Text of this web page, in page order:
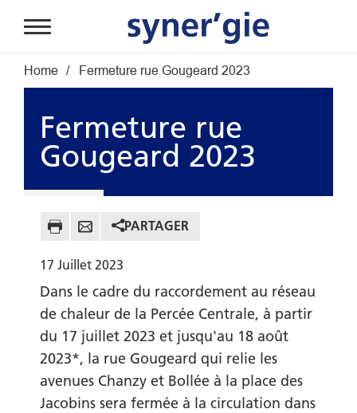
Fil d'Ariane
Home Fermeture rue Gougeard 2023
Fermeture rue
Gougeard 2023
PARTAGER
17 Juillet 2023
Dans le cadre du raccordement au réseau
de chaleur de la Percée Centrale, à partir
du 17 juillet 2023 et jusqu'au 18 août
2023*, la rue Gougeard qui relie les
avenues Chanzy et Bollée à la place des
Jacobins sera fermée à la circulation dans